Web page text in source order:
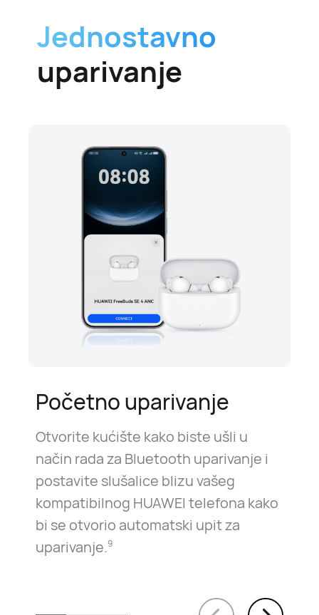
Jednostavno
uparivanje
Početno uparivanje
Otvorite kućište kako biste ušli u
način rada za Bluetooth uparivanje i
postavite slušalice blizu vašeg
kompatibilnog HUAWEI telefona kako
bi se otvorio automatski upit za
uparivanje.9